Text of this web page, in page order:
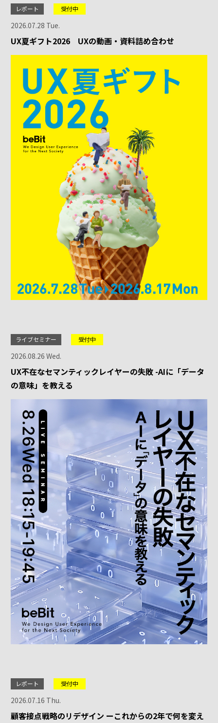
レポート 受付中
2026.07.28 Tue.
UX夏ギフト2026 UXの動画・資料詰め合わせ
ライブセミナー 受付中
2026.08.26 Wed.
UX不在なセマンティックレイヤーの失敗 -AIに「データ
の意味」を教える
レポート 受付中
2026.07.16 Thu.
顧客接点戦略のリデザイン ーこれからの2年で何を変え